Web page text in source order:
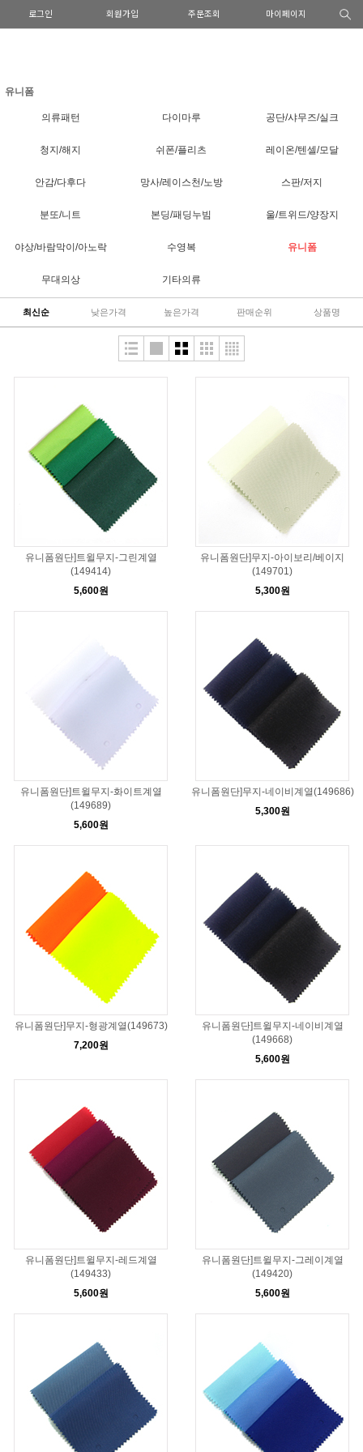
로그인 회원가입 주문조회 마이페이지
유니폼
의류패턴 다이마루 공단/샤무즈/실크
청지/해지 쉬폰/플리츠 레이온/텐셀/모달
안감/다후다 망사/레이스천/노방 스판/저지
분또/니트 본딩/패딩누빔 울/트위드/양장지
야상/바람막이/아노락 수영복 유니폼
무대의상 기타의류
최신순 낮은가격 높은가격 판매순위 상품명
유니폼원단]트윌무지-그린계열
(149414)
5,600원
유니폼원단]무지-아이보리/베이지
(149701)
5,300원
유니폼원단]트윌무지-화이트계열
(149689)
5,600원
유니폼원단]무지-네이비계열(149686)
5,300원
유니폼원단]무지-형광계열(149673)
7,200원
유니폼원단]트윌무지-네이비계열
(149668)
5,600원
유니폼원단]트윌무지-레드계열
(149433)
5,600원
유니폼원단]트윌무지-그레이계열
(149420)
5,600원